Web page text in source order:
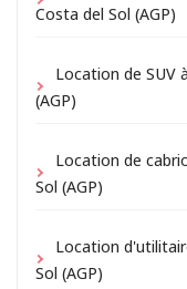
Costa del Sol (AGP)
Location de SUV
(AGP)
Location de
Sol (AGP)
Location
Sol (AGP)